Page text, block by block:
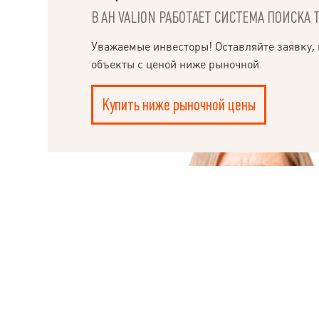
сделки; -
правильно
рынка
всего за 20-40
В АН VALION РАБОТАЕТ СИСТЕМА ПОИСКА
Уважаемые инвесторы! Оставляйте
объекты с ценой ниже рыночной.
Купить ниже рыночной цены
НАПИСАТЬ
РУКОВОДИТЕЛЮ